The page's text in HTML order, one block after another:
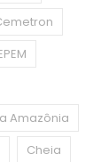
Amazônia
Cheia